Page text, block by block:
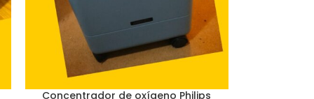
Concentrador de oxígeno Philips